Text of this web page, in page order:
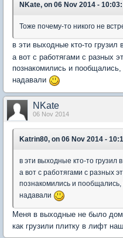
NKate, on 06 Nov 2014 - 10:03:
Тоже почему-то никого не
в эти выходные кто-то грузил
а вот с работягами с разных
познакомились и
надавали
NKate
06 Nov 2014
Katrin80, on 06 Nov 2014 -
в эти выходные кто-то грузил
а вот с работягами с разных
познакомились и
надавали
Меня в выходные не было
как грузили плитку в лифт